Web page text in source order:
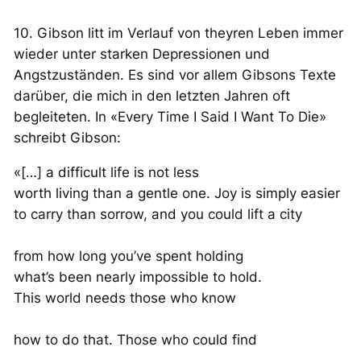
10. Gibson litt im Verlauf von theyren Leben immer
wieder unter starken Depressionen und
Angstzuständen. Es sind vor allem Gibsons Texte
darüber, die mich in den letzten Jahren oft
begleiteten. In «Every Time I Said I Want To Die»
schreibt Gibson:
«[…] a difficult life is not less
worth living than a gentle one. Joy is simply easier
to carry than sorrow, and you could lift a city
from how long you’ve spent holding
what’s been nearly impossible to hold.
This world needs those who know
how to do that. Those who could find